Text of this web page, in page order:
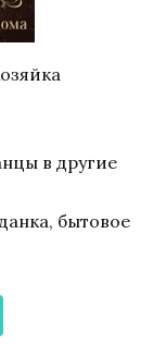
в другие
бытовое